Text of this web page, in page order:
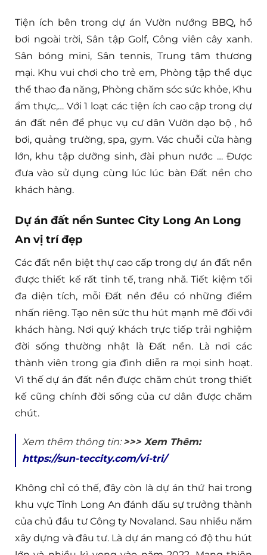
Tiện ích bên trong dự án Vườn nướng BBQ, hồ
bơi ngoài trời, Sân tập Golf, Công viên cây xanh.
Sân bóng mini, Sân tennis, Trung tâm thương
mại. Khu vui chơi cho trẻ em, Phòng tập thể dục
thể thao đa năng, Phòng chăm sóc sức khỏe, Khu
ẩm thực,… Với 1 loạt các tiện ích cao cập trong dự
án đất nền để phục vụ cư dân Vườn dạo bộ , hồ
bơi, quảng trường, spa, gym. Vác chuỗi cửa hàng
lớn, khu tập dưỡng sinh, đài phun nước … Được
đưa vào sử dụng cùng lúc lúc bàn Đất nền cho
khách hàng.
Dự án đất nền Suntec City Long An Long
An vị trí đẹp
Các đất nền biệt thự cao cấp trong dự án đất nền
được thiết kế rất tinh tế, trang nhã. Tiết kiệm tối
đa diện tích, mỗi Đất nền đều có những điểm
nhấn riêng. Tạo nên sức thu hút mạnh mẽ đối với
khách hàng. Nơi quý khách trực tiếp trải nghiệm
đời sống thường nhật là Đất nền. Là nơi các
thành viên trong gia đình diễn ra mọi sinh hoạt.
Vì thế dự án đất nền được chăm chút trong thiết
kế cũng chính đời sống của cư dân được chăm
chút.
Xem thêm thông tin:>>> Xem Thêm:
https://sun-teccity.com/vi-tri/
Không chỉ có thế, đây còn là dự án thứ hai trong
khu vực Tỉnh Long An đánh dấu sự trưởng thành
của chủ đầu tư Công ty Novaland. Sau nhiều năm
xây dựng và đâu tư. Là dự án mang có độ thu hút